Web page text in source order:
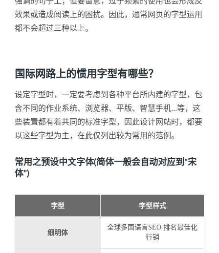
效果或造成阅读上的困扰。因此，通常网页的字型运用
都不会超过三种以上。
国际网路上的惯用字型有哪些？
设定字型时，一定要考虑到各种平台所内建的字型，包
含不同的作业系统、浏览器、平版、智慧手机...等，这
些装置都有着共同的标准字型，因此设计网站时，都要
以这些字型为主，在此仅列出较为常用的范例。
常用之预设中文字体(简体一般会自动对应到"宋
体")
字型 字型样式
细明体
全球多国语言SEO 排名最佳化
行销